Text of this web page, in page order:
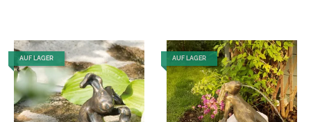
AUF LAGER AUF LAGER